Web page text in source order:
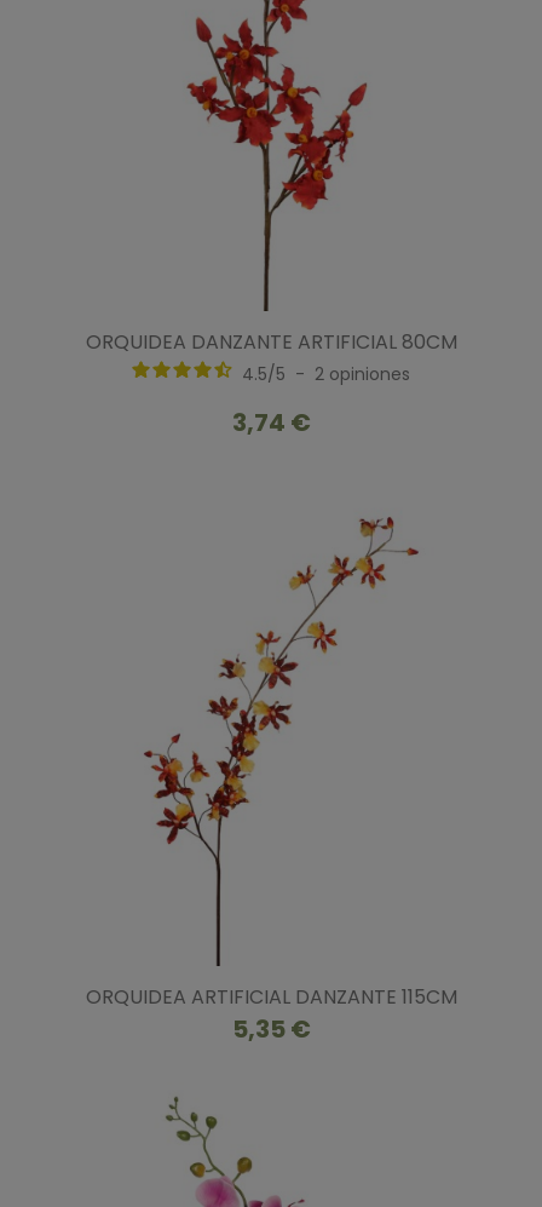
ORQUIDEA DANZANTE ARTIFICIAL 80CM
4.5/5 - 2 opiniones
3,74 €
ORQUIDEA ARTIFICIAL DANZANTE 115CM
5,35 €